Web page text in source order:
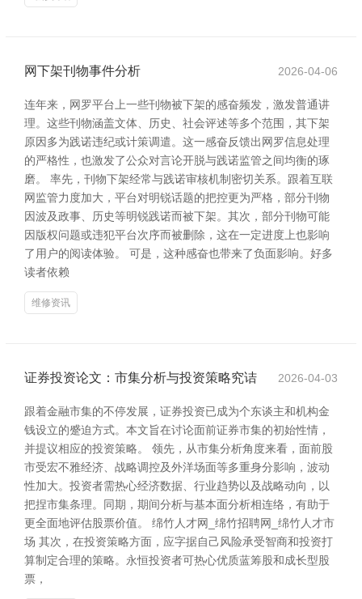
网下架刊物事件分析 2026-04-06
连年来，网罗平台上一些刊物被下架的感奋频发，激发普通讲
理。这些刊物涵盖文体、历史、社会评述等多个范围，其下架
原因多为践诺违纪或计策调遣。这一感奋反馈出网罗信息处理
的严格性，也激发了公众对言论开脱与践诺监管之间均衡的琢
磨。 率先，刊物下架经常与践诺审核机制密切关系。跟着互联
网监管力度加大，平台对明锐话题的把控更为严格，部分刊物
因波及政事、历史等明锐践诺而被下架。其次，部分刊物可能
因版权问题或违犯平台次序而被删除，这在一定进度上也影响
了用户的阅读体验。 可是，这种感奋也带来了负面影响。好多
读者依赖
维修资讯
证券投资论文：市集分析与投资策略究诘 2026-04-03
跟着金融市集的不停发展，证券投资已成为个东谈主和机构金
钱设立的蹙迫方式。本文旨在讨论面前证券市集的初始性情，
并提议相应的投资策略。 领先，从市集分析角度来看，面前股
市受宏不雅经济、战略调控及外洋场面等多重身分影响，波动
性加大。投资者需热心经济数据、行业趋势以及战略动向，以
把捏市集条理。同期，期间分析与基本面分析相连络，有助于
更全面地评估股票价值。 绵竹人才网_绵竹招聘网_绵竹人才市
场 其次，在投资策略方面，应字据自己风险承受智商和投资打
算制定合理的策略。永恒投资者可热心优质蓝筹股和成长型股
票，